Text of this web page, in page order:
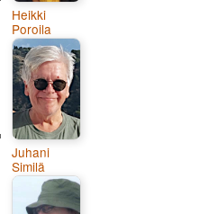
Heikki
Poroila
Juhani
Similä